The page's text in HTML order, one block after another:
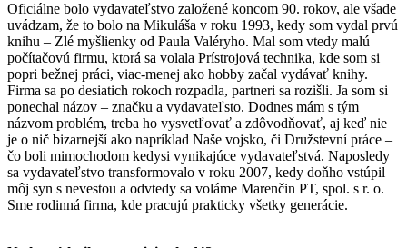
Oficiálne bolo vydavateľstvo založené koncom 90. rokov, ale všade
uvádzam, že to bolo na Mikuláša v roku 1993, kedy som vydal prvú
knihu – Zlé myšlienky od Paula Valéryho. Mal som vtedy malú
počítačovú firmu, ktorá sa volala Prístrojová technika, kde som si
popri bežnej práci, viac-menej ako hobby začal vydávať knihy.
Firma sa po desiatich rokoch rozpadla, partneri sa rozišli. Ja som si
ponechal názov – značku a vydavateľsto. Dodnes mám s tým
názvom problém, treba ho vysvetľovať a zdôvodňovať, aj keď nie
je o nič bizarnejší ako napríklad Naše vojsko, či Družstevní práce –
čo boli mimochodom kedysi vynikajúce vydavateľstvá. Naposledy
sa vydavateľstvo transformovalo v roku 2007, kedy doňho vstúpil
môj syn s nevestou a odvtedy sa voláme Marenčin PT, spol. s r. o.
Sme rodinná firma, kde pracujú prakticky všetky generácie.